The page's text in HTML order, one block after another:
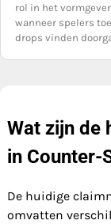
rol in het
wanneer spelers
drops vinden
Wat zijn de
in Counter-
De huidige
omvatten